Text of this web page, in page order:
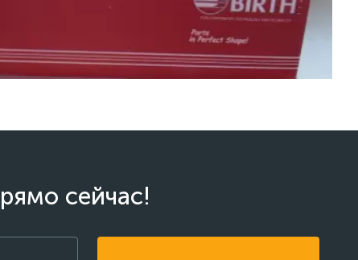
сейчас!